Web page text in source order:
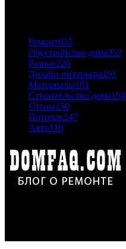
Ремонт635
Обустройство дома252
Разное226
Дизайн интерьера191
Материалы181
Строительство дома154
Стены150
Потолок147
Авто118